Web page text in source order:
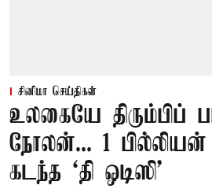
சினிமா செய்திகள்
உலகையே திரும்பிப்
நோலன்... 1
கடந்த ‘தி ஒடிஸி’